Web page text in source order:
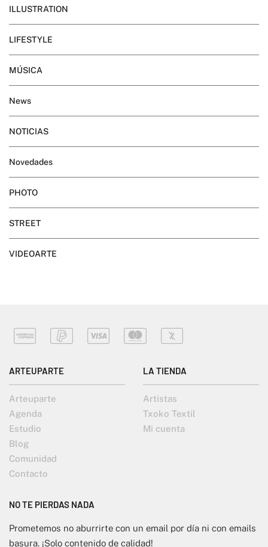
ILLUSTRATION
LIFESTYLE
MÚSICA
News
NOTICIAS
Novedades
PHOTO
STREET
VIDEOARTE
ARTEUPARTE
Arteuparte
Agenda
Estudio
Blog
Comunidad
Contacto
LA TIENDA
Artistas
Txoko Textil
Mi cuenta
NO TE PIERDAS NADA
Prometemos no aburrirte con un email por día ni con emails
basura. ¡Solo contenido de calidad!